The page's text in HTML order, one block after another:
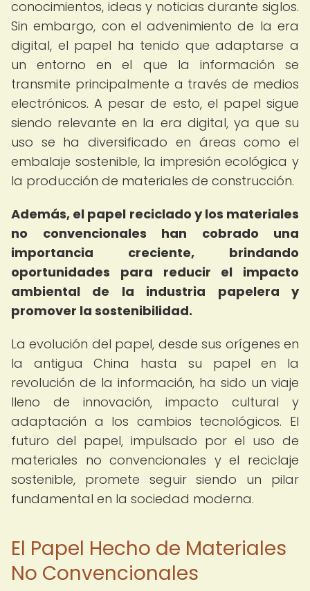
conocimientos, ideas y noticias durante siglos.
Sin embargo, con el advenimiento de la era
digital, el papel ha tenido que adaptarse a
un entorno en el que la información se
transmite principalmente a través de medios
electrónicos. A pesar de esto, el papel sigue
siendo relevante en la era digital, ya que su
uso se ha diversificado en áreas como el
embalaje sostenible, la impresión ecológica y
la producción de materiales de construcción.
Además, el papel reciclado y los materiales
no convencionales han cobrado una
importancia creciente, brindando
oportunidades para reducir el impacto
ambiental de la industria papelera y
promover la sostenibilidad.
La evolución del papel, desde sus orígenes en
la antigua China hasta su papel en la
revolución de la información, ha sido un viaje
lleno de innovación, impacto cultural y
adaptación a los cambios tecnológicos. El
futuro del papel, impulsado por el uso de
materiales no convencionales y el reciclaje
sostenible, promete seguir siendo un pilar
fundamental en la sociedad moderna.
El Papel Hecho de Materiales
No Convencionales